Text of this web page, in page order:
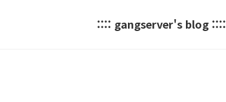
:::: gangserver's blog ::::